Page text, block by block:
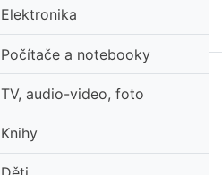
Elektronika
Počítače a notebooky
TV, audio-video, foto
Knihy